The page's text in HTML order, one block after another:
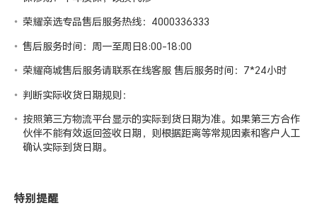
荣耀亲选专品售后服务热线：4000336333
售后服务时间：周一至周日8:00-18:00
荣耀商城售后服务请联系在线客服 售后服务时间：7*24小时
判断实际收货日期规则：
按照第三方物流平台显示的实际到货日期为准。如果第三方合作
伙伴不能有效返回签收日期，则根据距离等常规因素和客户人工
确认实际到货日期。
特别提醒